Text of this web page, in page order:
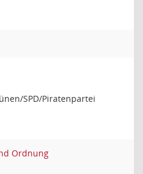
SPD/Piratenpartei
Ordnung